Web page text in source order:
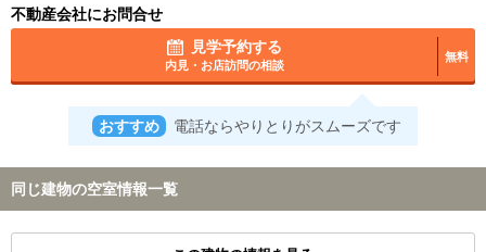
不動産会社にお問合せ
見学予約する
内見・お店訪問の相談
無料
おすすめ 電話ならやりとりがスムーズです
同じ建物の空室情報一覧